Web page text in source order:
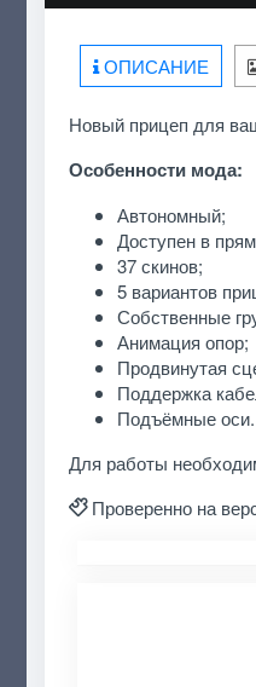
ОПИСАНИЕ
Новый прицеп для
Особенности мода:
Автономный;
Доступен в
37 скинов;
5 вариантов
Собственные
Анимация опор;
Продвинутая
Поддержка
Подъёмные оси.
Для работы
Проверенно на